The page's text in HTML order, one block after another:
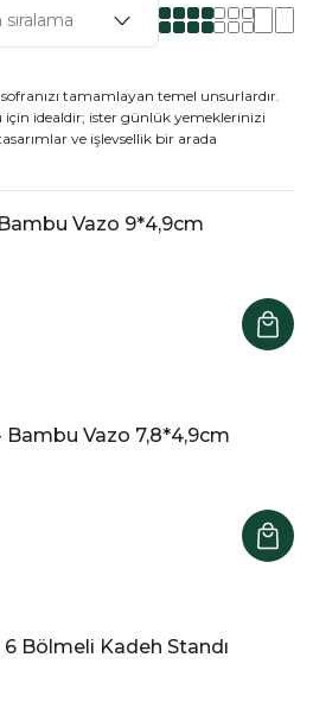
tamamlayan temel unsurlardır.
için idealdir; ister günlük yemeklerinizi
ve işlevsellik bir arada
Vazo 9*4,9cm
Bambu Vazo 7,8*4,9cm
6 Bölmeli Kadeh Standı